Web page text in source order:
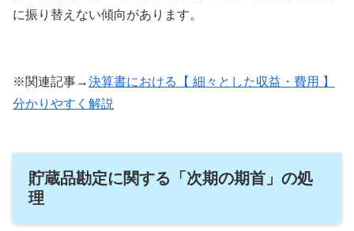
に振り替えない傾向があります。
※関連記事→決算書における【 細々とした収益・費用 】
分かりやすく解説
貯蔵品勘定に関する「次期の期首」の処
理